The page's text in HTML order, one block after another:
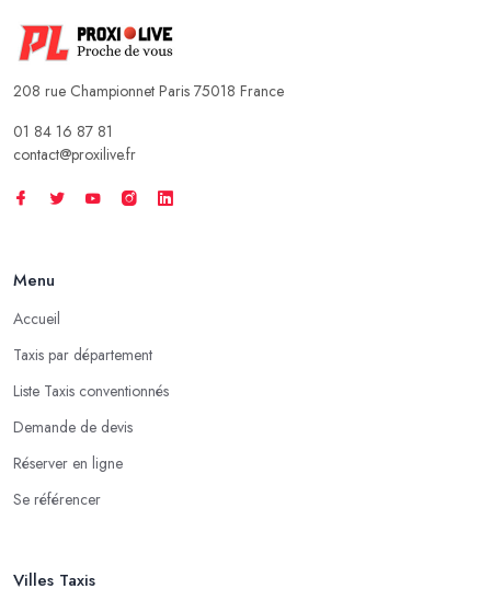
208 rue Championnet Paris 75018 France
01 84 16 87 81
contact@proxilive.fr
Menu
Accueil
Taxis par département
Liste Taxis conventionnés
Demande de devis
Réserver en ligne
Se référencer
Villes Taxis